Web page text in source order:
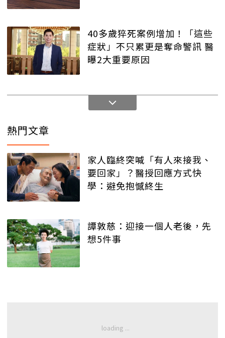
40多歲猝死案例增加！「這些
症狀」不只累更是奪命警訊 醫
曝2大重要原因
熱門文章
家人臨終突喊「有人來接我、
要回家」？醫授回應方式快
學：避免抱憾終生
譚敦慈：迎接一個人老後，先
想5件事